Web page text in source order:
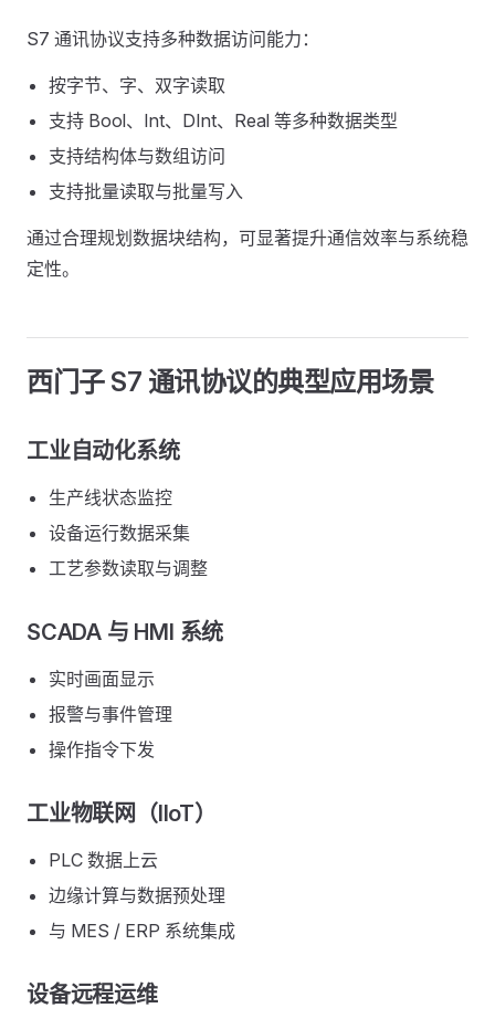
S7 通讯协议支持多种数据访问能力：
按字节、字、双字读取
支持 Bool、Int、DInt、Real 等多种数据类型
支持结构体与数组访问
支持批量读取与批量写入
通过合理规划数据块结构，可显著提升通信效率与系统稳
定性。
西门子 S7 通讯协议的典型应用场景
工业自动化系统
生产线状态监控
设备运行数据采集
工艺参数读取与调整
SCADA 与 HMI 系统
实时画面显示
报警与事件管理
操作指令下发
工业物联网（IIoT）
PLC 数据上云
边缘计算与数据预处理
与 MES / ERP 系统集成
设备远程运维